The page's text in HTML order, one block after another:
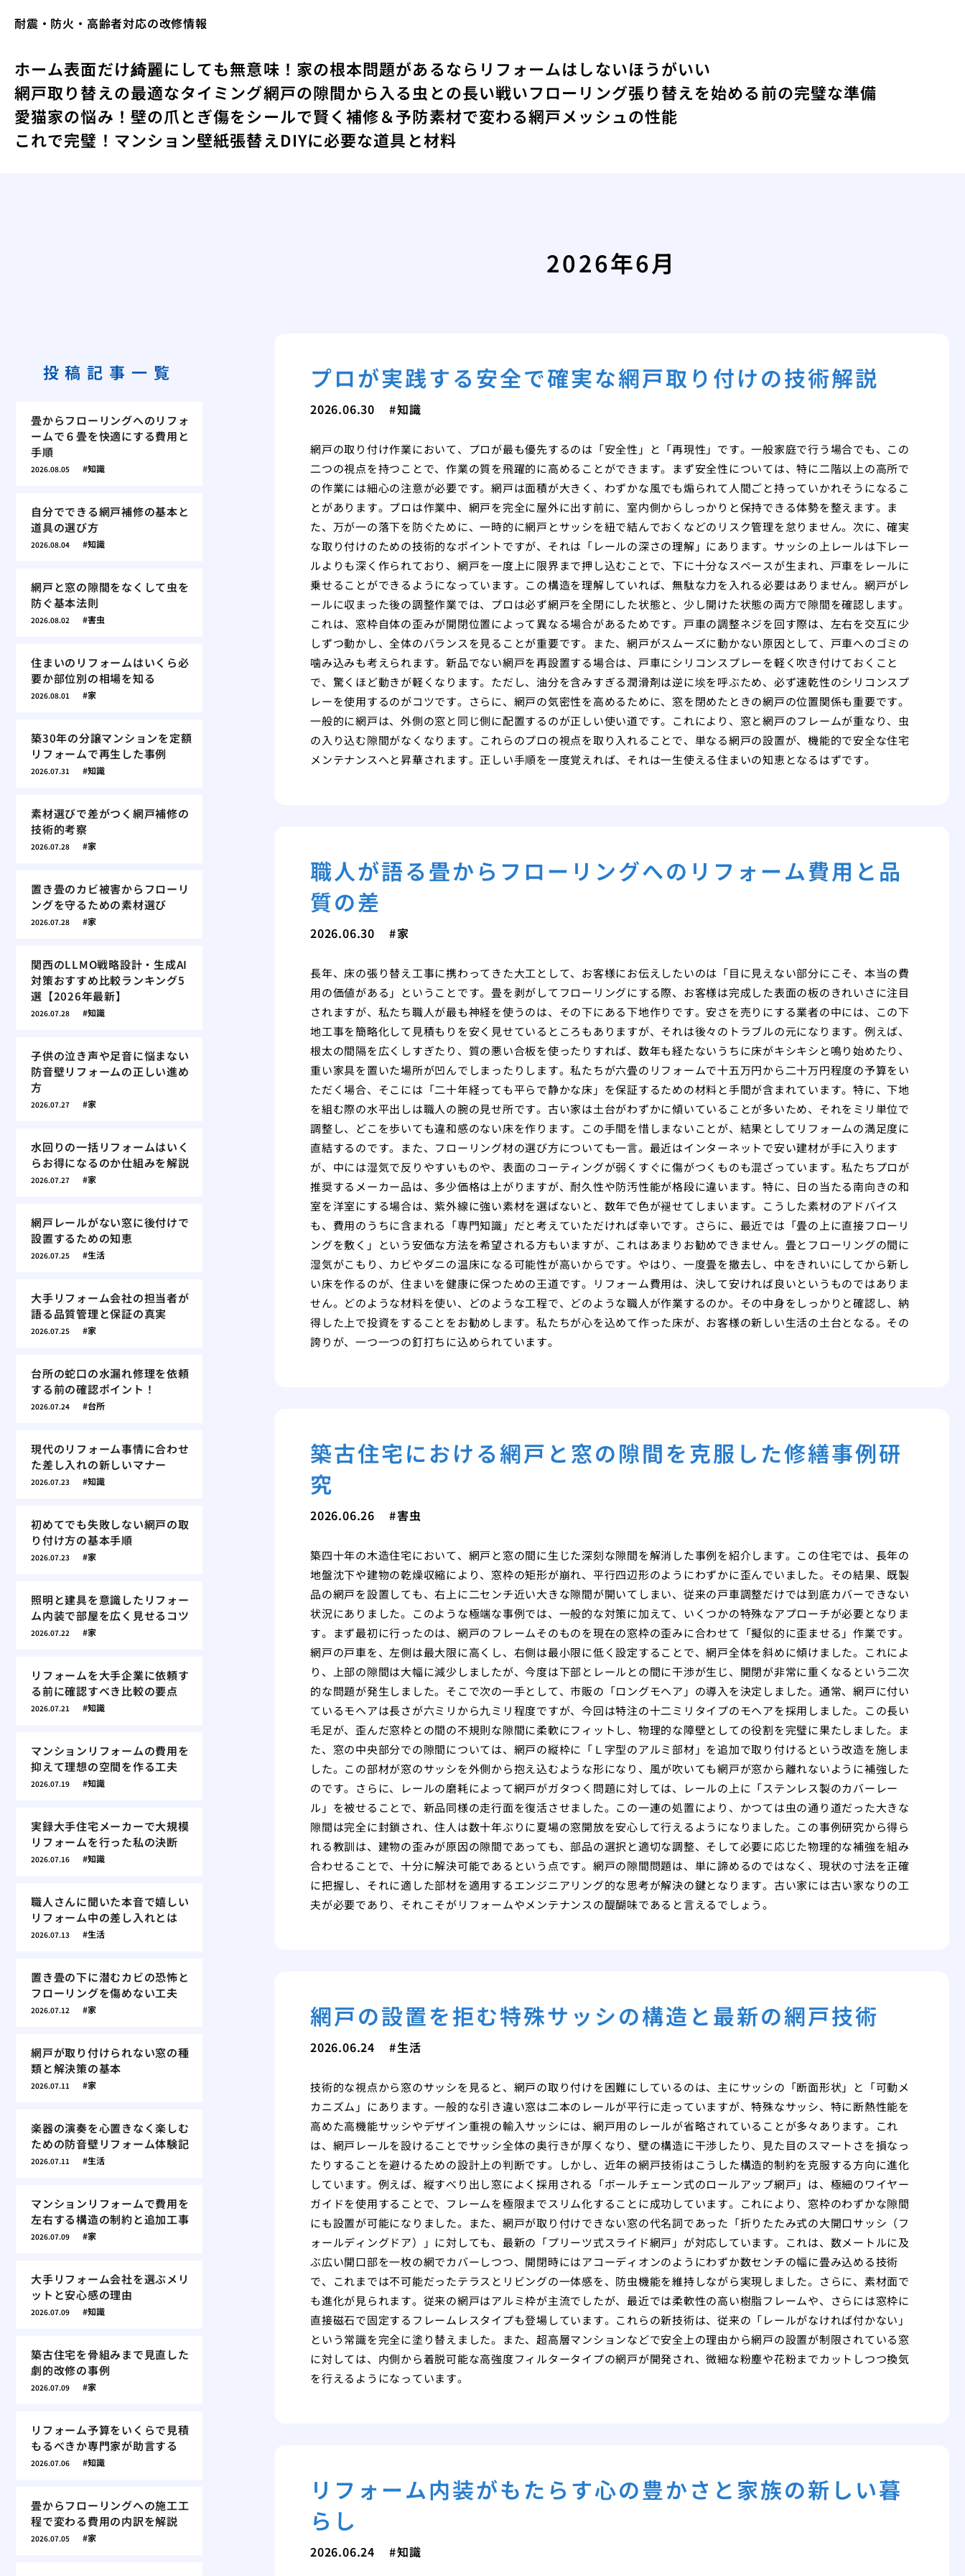
耐震・防火・高齢者対応の改修情報
ホーム表面だけ綺麗にしても無意味！家の根本問題があるならリフォームはしないほうがいい
網戸取り替えの最適なタイミング網戸の隙間から入る虫との長い戦いフローリング張り替えを始める前の完璧な準備
愛猫家の悩み！壁の爪とぎ傷をシールで賢く補修＆予防素材で変わる網戸メッシュの性能
これで完璧！マンション壁紙張替えDIYに必要な道具と材料
2026年6月
プロが実践する安全で確実な網戸取り付けの技術解説
2026.06.30 知識
網戸の取り付け作業において、プロが最も優先するのは「安全性」と「再現性」です。一般家庭で行う場合でも、この
二つの視点を持つことで、作業の質を飛躍的に高めることができます。まず安全性については、特に二階以上の高所で
の作業には細心の注意が必要です。網戸は面積が大きく、わずかな風でも煽られて人間ごと持っていかれそうになるこ
とがあります。プロは作業中、網戸を完全に屋外に出す前に、室内側からしっかりと保持できる体勢を整えます。ま
た、万が一の落下を防ぐために、一時的に網戸とサッシを紐で結んでおくなどのリスク管理を怠りません。次に、確実
な取り付けのための技術的なポイントですが、それは「レールの深さの理解」にあります。サッシの上レールは下レー
ルよりも深く作られており、網戸を一度上に限界まで押し込むことで、下に十分なスペースが生まれ、戸車をレールに
乗せることができるようになっています。この構造を理解していれば、無駄な力を入れる必要はありません。網戸がレ
ールに収まった後の調整作業では、プロは必ず網戸を全閉にした状態と、少し開けた状態の両方で隙間を確認します。
これは、窓枠自体の歪みが開閉位置によって異なる場合があるためです。戸車の調整ネジを回す際は、左右を交互に少
しずつ動かし、全体のバランスを見ることが重要です。また、網戸がスムーズに動かない原因として、戸車へのゴミの
噛み込みも考えられます。新品でない網戸を再設置する場合は、戸車にシリコンスプレーを軽く吹き付けておくこと
で、驚くほど動きが軽くなります。ただし、油分を含みすぎる潤滑剤は逆に埃を呼ぶため、必ず速乾性のシリコンスプ
レーを使用するのがコツです。さらに、網戸の気密性を高めるために、窓を閉めたときの網戸の位置関係も重要です。
一般的に網戸は、外側の窓と同じ側に配置するのが正しい使い道です。これにより、窓と網戸のフレームが重なり、虫
の入り込む隙間がなくなります。これらのプロの視点を取り入れることで、単なる網戸の設置が、機能的で安全な住宅
メンテナンスへと昇華されます。正しい手順を一度覚えれば、それは一生使える住まいの知恵となるはずです。
職人が語る畳からフローリングへのリフォーム費用と品
質の差
2026.06.30 家
長年、床の張り替え工事に携わってきた大工として、お客様にお伝えしたいのは「目に見えない部分にこそ、本当の費
用の価値がある」ということです。畳を剥がしてフローリングにする際、お客様は完成した表面の板のきれいさに注目
されますが、私たち職人が最も神経を使うのは、その下にある下地作りです。安さを売りにする業者の中には、この下
地工事を簡略化して見積もりを安く見せているところもありますが、それは後々のトラブルの元になります。例えば、
根太の間隔を広くしすぎたり、質の悪い合板を使ったりすれば、数年も経たないうちに床がキシキシと鳴り始めたり、
重い家具を置いた場所が凹んでしまったりします。私たちが六畳のリフォームで十五万円から二十万円程度の予算をい
ただく場合、そこには「二十年経っても平らで静かな床」を保証するための材料と手間が含まれています。特に、下地
を組む際の水平出しは職人の腕の見せ所です。古い家は土台がわずかに傾いていることが多いため、それをミリ単位で
調整し、どこを歩いても違和感のない床を作ります。この手間を惜しまないことが、結果としてリフォームの満足度に
直結するのです。また、フローリング材の選び方についても一言。最近はインターネットで安い建材が手に入ります
が、中には湿気で反りやすいものや、表面のコーティングが弱くすぐに傷がつくものも混ざっています。私たちプロが
推奨するメーカー品は、多少価格は上がりますが、耐久性や防汚性能が格段に違います。特に、日の当たる南向きの和
室を洋室にする場合は、紫外線に強い素材を選ばないと、数年で色が褪せてしまいます。こうした素材のアドバイス
も、費用のうちに含まれる「専門知識」だと考えていただければ幸いです。さらに、最近では「畳の上に直接フローリ
ングを敷く」という安価な方法を希望される方もいますが、これはあまりお勧めできません。畳とフローリングの間に
湿気がこもり、カビやダニの温床になる可能性が高いからです。やはり、一度畳を撤去し、中をきれいにしてから新し
い床を作るのが、住まいを健康に保つための王道です。リフォーム費用は、決して安ければ良いというものではありま
せん。どのような材料を使い、どのような工程で、どのような職人が作業するのか。その中身をしっかりと確認し、納
得した上で投資をすることをお勧めします。私たちが心を込めて作った床が、お客様の新しい生活の土台となる。その
誇りが、一つ一つの釘打ちに込められています。
築古住宅における網戸と窓の隙間を克服した修繕事例研
究
2026.06.26 害虫
築四十年の木造住宅において、網戸と窓の間に生じた深刻な隙間を解消した事例を紹介します。この住宅では、長年の
地盤沈下や建物の乾燥収縮により、窓枠の矩形が崩れ、平行四辺形のようにわずかに歪んでいました。その結果、既製
品の網戸を設置しても、右上に二センチ近い大きな隙間が開いてしまい、従来の戸車調整だけでは到底カバーできない
状況にありました。このような極端な事例では、一般的な対策に加えて、いくつかの特殊なアプローチが必要となりま
す。まず最初に行ったのは、網戸のフレームそのものを現在の窓枠の歪みに合わせて「擬似的に歪ませる」作業です。
網戸の戸車を、左側は最大限に高くし、右側は最小限に低く設定することで、網戸全体を斜めに傾けました。これによ
り、上部の隙間は大幅に減少しましたが、今度は下部とレールとの間に干渉が生じ、開閉が非常に重くなるという二次
的な問題が発生しました。そこで次の一手として、市販の「ロングモヘア」の導入を決定しました。通常、網戸に付い
ているモヘアは長さが六ミリから九ミリ程度ですが、今回は特注の十二ミリタイプのモヘアを採用しました。この長い
毛足が、歪んだ窓枠との間の不規則な隙間に柔軟にフィットし、物理的な障壁としての役割を完璧に果たしました。ま
た、窓の中央部分での隙間については、網戸の縦枠に「Ｌ字型のアルミ部材」を追加で取り付けるという改造を施しま
した。この部材が窓のサッシを外側から抱え込むような形になり、風が吹いても網戸が窓から離れないように補強した
のです。さらに、レールの磨耗によって網戸がガタつく問題に対しては、レールの上に「ステンレス製のカバーレー
ル」を被せることで、新品同様の走行面を復活させました。この一連の処置により、かつては虫の通り道だった大きな
隙間は完全に封鎖され、住人は数十年ぶりに夏場の窓開放を安心して行えるようになりました。この事例研究から得ら
れる教訓は、建物の歪みが原因の隙間であっても、部品の選択と適切な調整、そして必要に応じた物理的な補強を組み
合わせることで、十分に解決可能であるという点です。網戸の隙間問題は、単に諦めるのではなく、現状の寸法を正確
に把握し、それに適した部材を適用するエンジニアリング的な思考が解決の鍵となります。古い家には古い家なりの工
夫が必要であり、それこそがリフォームやメンテナンスの醍醐味であると言えるでしょう。
網戸の設置を拒む特殊サッシの構造と最新の網戸技術
2026.06.24 生活
技術的な視点から窓のサッシを見ると、網戸の取り付けを困難にしているのは、主にサッシの「断面形状」と「可動メ
カニズム」にあります。一般的な引き違い窓は二本のレールが平行に走っていますが、特殊なサッシ、特に断熱性能を
高めた高機能サッシやデザイン重視の輸入サッシには、網戸用のレールが省略されていることが多々あります。これ
は、網戸レールを設けることでサッシ全体の奥行きが厚くなり、壁の構造に干渉したり、見た目のスマートさを損なっ
たりすることを避けるための設計上の判断です。しかし、近年の網戸技術はこうした構造的制約を克服する方向に進化
しています。例えば、縦すべり出し窓によく採用される「ボールチェーン式のロールアップ網戸」は、極細のワイヤー
ガイドを使用することで、フレームを極限までスリム化することに成功しています。これにより、窓枠のわずかな隙間
にも設置が可能になりました。また、網戸が取り付けできない窓の代名詞であった「折りたたみ式の大開口サッシ（フ
ォールディングドア）」に対しても、最新の「プリーツ式スライド網戸」が対応しています。これは、数メートルに及
ぶ広い開口部を一枚の網でカバーしつつ、開閉時にはアコーディオンのようにわずか数センチの幅に畳み込める技術
で、これまでは不可能だったテラスとリビングの一体感を、防虫機能を維持しながら実現しました。さらに、素材面で
も進化が見られます。従来の網戸はアルミ枠が主流でしたが、最近では柔軟性の高い樹脂フレームや、さらには窓枠に
直接磁石で固定するフレームレスタイプも登場しています。これらの新技術は、従来の「レールがなければ付かない」
という常識を完全に塗り替えました。また、超高層マンションなどで安全上の理由から網戸の設置が制限されている窓
に対しては、内側から着脱可能な高強度フィルタータイプの網戸が開発され、微細な粉塵や花粉までカットしつつ換気
を行えるようになっています。
リフォーム内装がもたらす心の豊かさと家族の新しい暮
らし
2026.06.24 知識
投稿記事一覧
畳からフローリングへのリフォ
ームで６畳を快適にする費用と
手順
2026.08.05 知識
自分でできる網戸補修の基本と
道具の選び方
2026.08.04 知識
網戸と窓の隙間をなくして虫を
防ぐ基本法則
2026.08.02 害虫
住まいのリフォームはいくら必
要か部位別の相場を知る
2026.08.01 家
築30年の分譲マンションを定額
リフォームで再生した事例
2026.07.31 知識
素材選びで差がつく網戸補修の
技術的考察
2026.07.28 家
置き畳のカビ被害からフローリ
ングを守るための素材選び
2026.07.28 家
関西のLLMO戦略設計・生成AI
対策おすすめ比較ランキング5
選【2026年最新】
2026.07.28 知識
子供の泣き声や足音に悩まない
防音壁リフォームの正しい進め
方
2026.07.27 家
水回りの一括リフォームはいく
らお得になるのか仕組みを解説
2026.07.27 家
網戸レールがない窓に後付けで
設置するための知恵
2026.07.25 生活
大手リフォーム会社の担当者が
語る品質管理と保証の真実
2026.07.25 家
台所の蛇口の水漏れ修理を依頼
する前の確認ポイント！
2026.07.24 台所
現代のリフォーム事情に合わせ
た差し入れの新しいマナー
2026.07.23 知識
初めてでも失敗しない網戸の取
り付け方の基本手順
2026.07.23 家
照明と建具を意識したリフォー
ム内装で部屋を広く見せるコツ
2026.07.22 家
リフォームを大手企業に依頼す
る前に確認すべき比較の要点
2026.07.21 知識
マンションリフォームの費用を
抑えて理想の空間を作る工夫
2026.07.19 知識
実録大手住宅メーカーで大規模
リフォームを行った私の決断
2026.07.16 知識
職人さんに聞いた本音で嬉しい
リフォーム中の差し入れとは
2026.07.13 生活
置き畳の下に潜むカビの恐怖と
フローリングを傷めない工夫
2026.07.12 家
網戸が取り付けられない窓の種
類と解決策の基本
2026.07.11 家
楽器の演奏を心置きなく楽しむ
ための防音壁リフォーム体験記
2026.07.11 生活
マンションリフォームで費用を
左右する構造の制約と追加工事
2026.07.09 家
大手リフォーム会社を選ぶメリ
ットと安心感の理由
2026.07.09 知識
築古住宅を骨組みまで見直した
劇的改修の事例
2026.07.09 家
リフォーム予算をいくらで見積
もるべきか専門家が助言する
2026.07.06 知識
畳からフローリングへの施工工
程で変わる費用の内訳を解説
2026.07.05 家